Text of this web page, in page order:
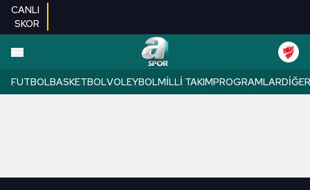
CANLI
SKOR
FUTBOLBASKETBOLVOLEYBOLMILLI TAKIMPROGRAMLARDIĞER